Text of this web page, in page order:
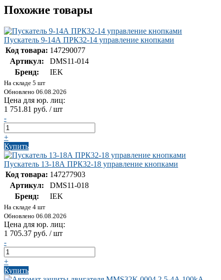
Похожие товары
Пускатель 9-14А ПРК32-14 управление кнопками
Код товара: 147290077
Артикул:
DMS11-014
Бренд:
IEK
На складе 5 шт
Обновлено 06.08.2026
Цена для юр. лиц:
1 751.81 руб. / шт
-
+
Купить
Пускатель 13-18А ПРК32-18 управление кнопками
Код товара: 147277903
Артикул:
DMS11-018
Бренд:
IEK
На складе 4 шт
Обновлено 06.08.2026
Цена для юр. лиц:
1 705.37 руб. / шт
-
+
Купить